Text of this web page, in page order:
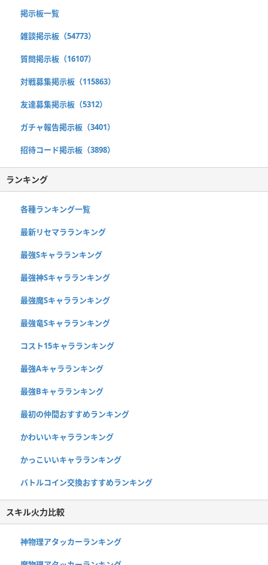
掲示板一覧
雑談掲示板（54773）
質問掲示板（16107）
対戦募集掲示板（115863）
友達募集掲示板（5312）
ガチャ報告掲示板（3401）
招待コード掲示板（3898）
ランキング
各種ランキング一覧
最新リセマラランキング
最強Sキャラランキング
最強神Sキャラランキング
最強魔Sキャラランキング
最強竜Sキャラランキング
コスト15キャラランキング
最強Aキャラランキング
最強Bキャラランキング
最初の仲間おすすめランキング
かわいいキャラランキング
かっこいいキャラランキング
バトルコイン交換おすすめランキング
スキル火力比較
神物理アタッカーランキング